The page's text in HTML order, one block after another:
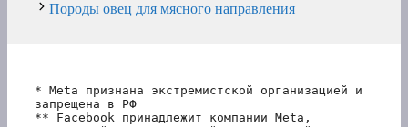
Породы овец для мясного направления
* Meta признана экстремистской организацией и
запрещена в РФ
** Facebook принадлежит компании Meta,